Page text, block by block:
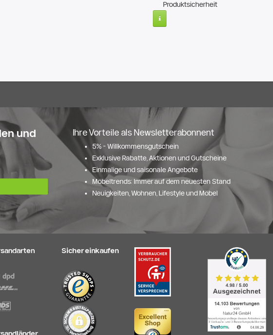
Produktsicherheit
und
Ihre Vorteile als Newsletterabonnent
5% - Willkommensgutschein
Exklusive Rabatte, Aktionen und Gutscheine
Einmalige und saisonale Angebote
Möbeltrends: Immer auf dem neuesten Stand
Neuigkeiten, Wohnen, Lifestyle und Möbel
Sicher einkaufen